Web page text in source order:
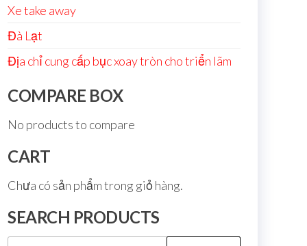
Xe take away
Đà Lạt
Địa chỉ cung cấp bục xoay tròn cho triển lãm
COMPARE BOX
No products to compare
CART
Chưa có sản phẩm trong giỏ hàng.
SEARCH PRODUCTS